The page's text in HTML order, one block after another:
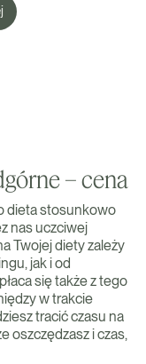
– cena
dieta stosunkowo
nas uczciwej
Twojej diety zależy
jak i od
się także z tego
w trakcie
tracić czasu na
oszczędzasz i czas,